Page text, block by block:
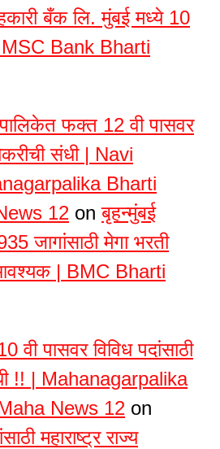
बँक लि. मुंबई मध्ये 10
MSC Bank Bharti
फक्त 12 वी पासवर
संधी | Navi
Bharti
12 onबृहन्मुंबई
जागांसाठी मेगा भरती
| BMC Bharti
वी पासवर विविध पदांसाठी
!! | Mahanagarpalika
News 12 on
महाराष्ट्र राज्य